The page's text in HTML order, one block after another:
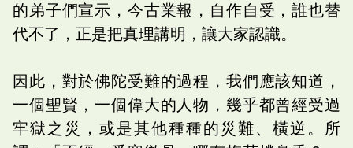
的弟子們宣示，今古業報，自作自受，誰也替
代不了，正是把真理講明，讓大家認識。
因此，對於佛陀受難的過程，我們應該知道，
一個聖賢，一個偉大的人物，幾乎都曾經受過
牢獄之災，或是其他種種的災難、橫逆。所